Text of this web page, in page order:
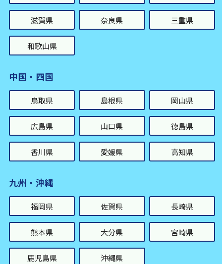
滋賀県 奈良県 三重県
和歌山県
中国・四国
鳥取県 島根県 岡山県
広島県 山口県 徳島県
香川県 愛媛県 高知県
九州・沖縄
福岡県 佐賀県 長崎県
熊本県 大分県 宮崎県
鹿児島県 沖縄県